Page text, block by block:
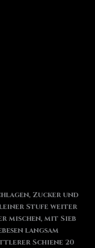
Zucker und
Stufe weiter
mischen, mit Sieb
langsam
Schiene 20